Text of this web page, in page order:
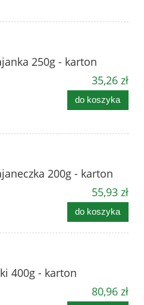
250g - karton
35,26 zł
do koszyka
200g - karton
55,93 zł
do koszyka
400g - karton
80,96 zł